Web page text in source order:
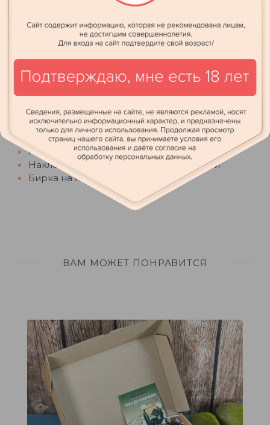
Клюква вяленая 100 г
Мясо вяленое 100 г
Крем-мед с кедровыми орехами 250 г
Кедровая шишка
Деревянный ящик 25,5х25х11,5 см
Свиток
Декор
Брендинг
Корпоративный свиток
Манжета на мясо
Наклейка на клюкву и кедровые орехи
Бирка на ящик
ВАМ МОЖЕТ ПОНРАВИТСЯ